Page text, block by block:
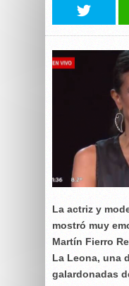
La actriz y
mostró muy
Martín Fierro
La Leona, una
galardonadas